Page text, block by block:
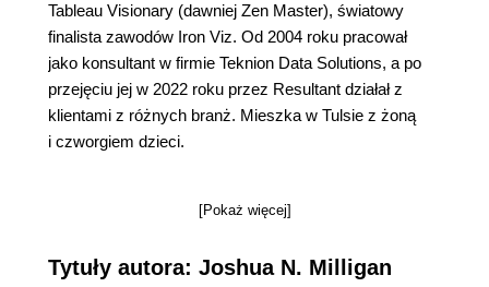
Tableau Visionary (dawniej Zen Master), światowy
finalista zawodów Iron Viz. Od 2004 roku pracował
jako konsultant w firmie Teknion Data Solutions, a po
przejęciu jej w 2022 roku przez Resultant działał z
klientami z różnych branż. Mieszka w Tulsie z żoną
i czworgiem dzieci.
[Pokaż więcej]
Tytuły autora: Joshua N. Milligan